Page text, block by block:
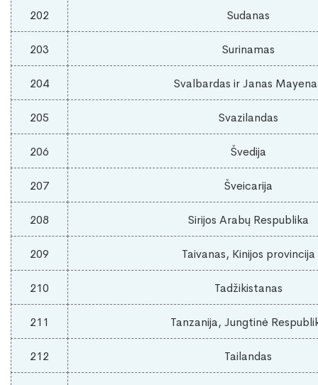
202 Sudanas
203 Surinamas
204 Svalbardas ir Janas
205 Svazilandas
206 Švedija
207 Šveicarija
208 Sirijos Arabų Respublika
209 Taivanas, Kinijos provincija
210 Tadžikistanas
211 Tanzanija, Jungtinė
212 Tailandas